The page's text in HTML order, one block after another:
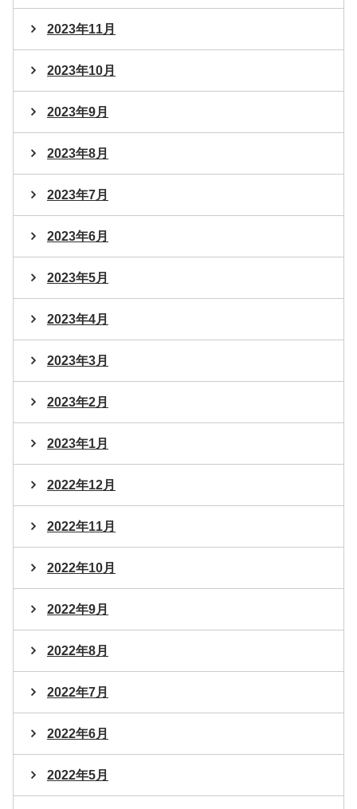
2023年11月
2023年10月
2023年9月
2023年8月
2023年7月
2023年6月
2023年5月
2023年4月
2023年3月
2023年2月
2023年1月
2022年12月
2022年11月
2022年10月
2022年9月
2022年8月
2022年7月
2022年6月
2022年5月